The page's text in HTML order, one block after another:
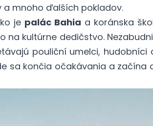
a mnoho ďalších pokladov.
je palác Bahia a koránska
na kultúrne dedičstvo.
pouliční umelci, hudobníci
sa končia očakávania a